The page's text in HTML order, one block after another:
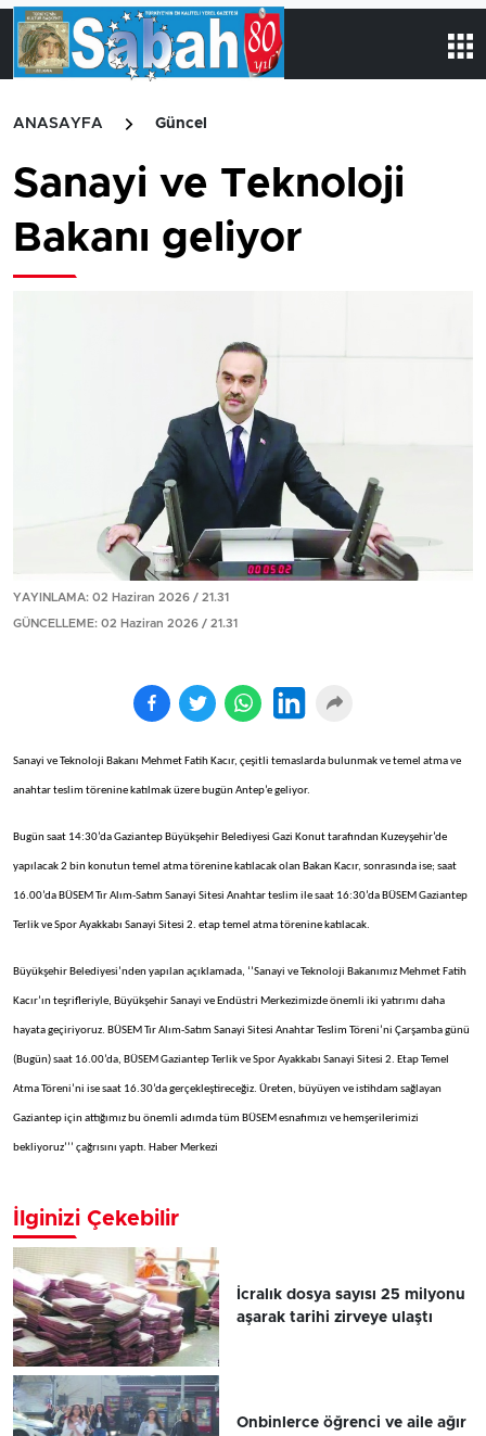
ANASAYFA Güncel
Sanayi ve Teknoloji
Bakanı geliyor
YAYINLAMA: 02 Haziran 2026 / 21.31
GÜNCELLEME: 02 Haziran 2026 / 21.31
Sanayi ve Teknoloji Bakanı Mehmet Fatih Kacır, çeşitli temaslarda bulunmak ve temel atma ve
anahtar teslim törenine katılmak üzere bugün Antep’e geliyor.
Bugün saat 14:30’da Gaziantep Büyükşehir Belediyesi Gazi Konut tarafından Kuzeyşehir’de
yapılacak 2 bin konutun temel atma törenine katılacak olan Bakan Kacır, sonrasında ise; saat
16.00’da BÜSEM Tır Alım-Satım Sanayi Sitesi Anahtar teslim ile saat 16:30’da BÜSEM Gaziantep
Terlik ve Spor Ayakkabı Sanayi Sitesi 2. etap temel atma törenine katılacak.
Büyükşehir Belediyesi’nden yapılan açıklamada, ‘’Sanayi ve Teknoloji Bakanımız Mehmet Fatih
Kacır’ın teşrifleriyle, Büyükşehir Sanayi ve Endüstri Merkezimizde önemli iki yatırımı daha
hayata geçiriyoruz. BÜSEM Tır Alım-Satım Sanayi Sitesi Anahtar Teslim Töreni’ni Çarşamba günü
(Bugün) saat 16.00’da, BÜSEM Gaziantep Terlik ve Spor Ayakkabı Sanayi Sitesi 2. Etap Temel
Atma Töreni’ni ise saat 16.30’da gerçekleştireceğiz. Üreten, büyüyen ve istihdam sağlayan
Gaziantep için attığımız bu önemli adımda tüm BÜSEM esnafımızı ve hemşerilerimizi
bekliyoruz’’’ çağrısını yaptı. Haber Merkezi
İlginizi Çekebilir
İcralık dosya sayısı 25 milyonu
aşarak tarihi zirveye ulaştı
Onbinlerce öğrenci ve aile ağır